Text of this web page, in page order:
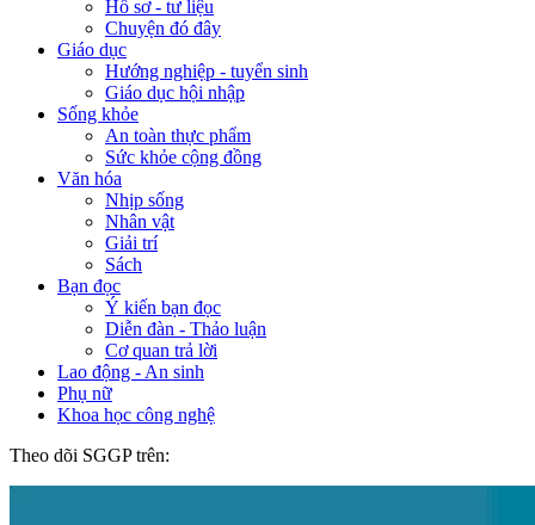
Hồ sơ - tư liệu
Chuyện đó đây
Giáo dục
Hướng nghiệp - tuyển sinh
Giáo dục hội nhập
Sống khỏe
An toàn thực phẩm
Sức khỏe cộng đồng
Văn hóa
Nhịp sống
Nhân vật
Giải trí
Sách
Bạn đọc
Ý kiến bạn đọc
Diễn đàn - Thảo luận
Cơ quan trả lời
Lao động - An sinh
Phụ nữ
Khoa học công nghệ
Theo dõi SGGP trên: